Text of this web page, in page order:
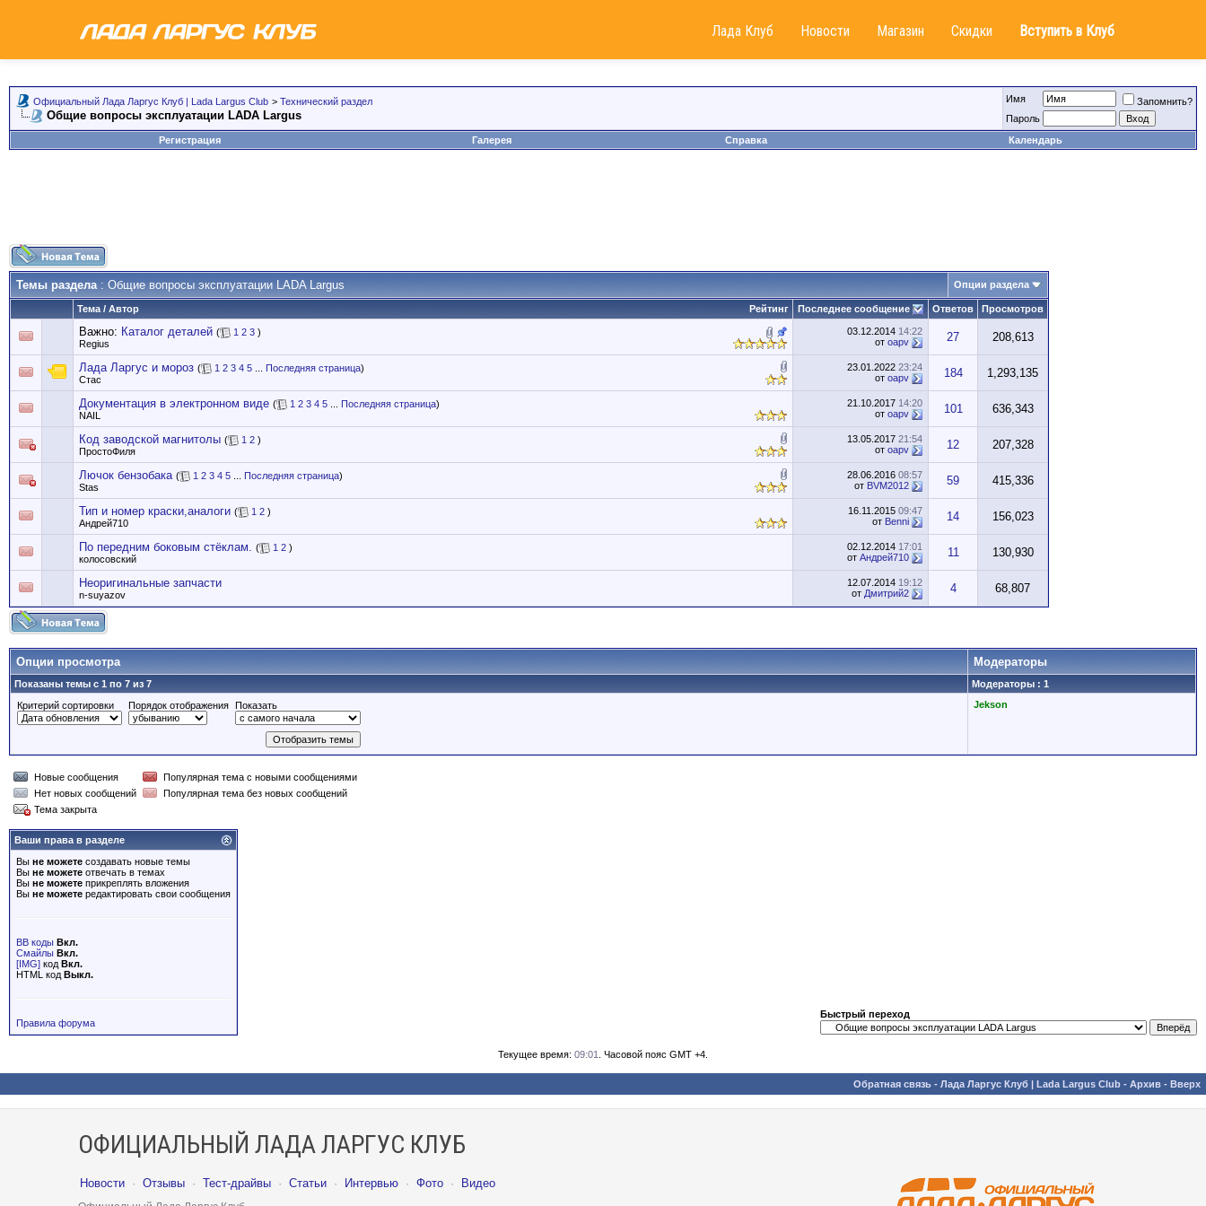
Лада Клуб Новости Магазин Скидки Вступить в Клуб
Официальный Лада Ларгус Клуб | Lada Largus Club > Технический раздел
Общие вопросы эксплуатации LADA Largus
Имя
Запомнить?
Пароль
Регистрация
Галерея Справка Календарь
Темы раздела: Общие вопросы эксплуатации LADA Largus Опции раздела
Рейтинг
Тема / Автор Последнее сообщение Ответов Просмотров
Важно: Каталог деталей ( 1 2 3 )
Regius
03.12.2014 14:22
от oapv 27 208,613
Лада Ларгус и мороз ( 1 2 3 4 5 Последняя страница)
Стас
23.01.2022 23:24
от oapv 184 1,293,135
Документация в электронном виде ( 1 2 3 4 5 Последняя страница)
NAIL
21.10.2017 14:20
от oapv 101 636,343
Код заводской магнитолы ( 1 2 )
ПростоФиля
13.05.2017 21:54
от oapv 12 207,328
Лючок бензобака ( 1 2 3 4 5 Последняя страница)
Stas
28.06.2016 08:57
от BVM2012 59 415,336
Тип и номер краски,аналоги ( 1 2 )
Андрей710
16.11.2015 09:47
от Benni 14 156,023
По передним боковым стёклам. ( 1 2 )
колосовский
02.12.2014 17:01
от Андрей710 11 130,930
Неоригинальные запчасти
n-suyazov
12.07.2014 19:12
от Дмитрий2 4 68,807
Опции просмотра Модераторы
Показаны темы с 1 по 7 из 7
Модераторы : 1
Критерий сортировки
Порядок отображения Показать Jekson
Новые сообщения
Популярная тема с новыми сообщениями
Нет новых сообщений
Популярная тема без новых сообщений
Тема закрыта
Ваши права в разделе
Вы не можете создавать новые темы
Вы не можете отвечать в темах
Вы не можете прикреплять вложения
Вы не можете редактировать свои сообщения
BB коды Вкл.
Смайлы Вкл.
[IMG] код Вкл.
HTML код Выкл.
Правила форума
Быстрый переход
Текущее время: 09:01 . Часовой пояс GMT +4.
Обратная связь - Лада Ларгус Клуб | Lada Largus Club - Архив - Вверх
ОФИЦИАЛЬНЫЙ ЛАДА ЛАРГУС КЛУБ
Новости · Отзывы · Тест-драйвы · Статьи · Интервью · Фото · Видео